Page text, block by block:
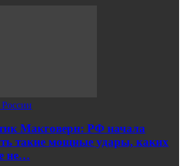
Макговерн: РФ начала
такие мощные удары, каких
не…